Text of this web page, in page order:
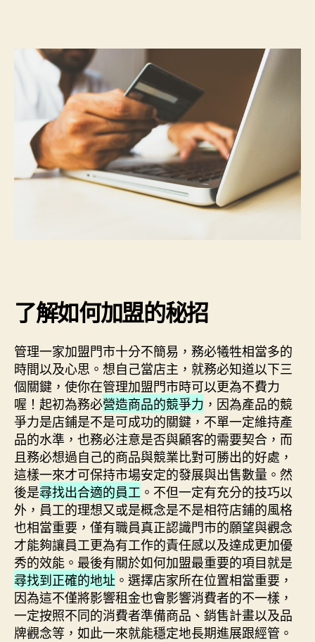
了解如何加盟的秘招
管理一家加盟門市十分不簡易，務必犧牲相當多的
時間以及心思。想自己當店主，就務必知道以下三
個關鍵，使你在管理加盟門市時可以更為不費力
喔！起初為務必營造商品的競爭力 ，因為產品的競
爭力是店鋪是不是可成功的關鍵，不單一定維持產
品的水準，也務必注意是否與顧客的需要契合，而
且務必想過自己的商品與競業比對可勝出的好處，
這樣一來才可保持市場安定的發展與出售數量。然
後是尋找出合適的員工 。不但一定有充分的技巧以
外，員工的理想又或是概念是不是相符店鋪的風格
也相當重要，僅有職員真正認識門市的願望與觀念
才能夠讓員工更為有工作的責任感以及達成更加優
秀的效能。最後有關於如何加盟最重要的項目就是
尋找到正確的地址 。選擇店家所在位置相當重要，
因為這不僅將影響租金也會影響消費者的不一樣，
一定按照不同的消費者準備商品、銷售計畫以及品
牌觀念等，如此一來就能穩定地長期進展跟經管。